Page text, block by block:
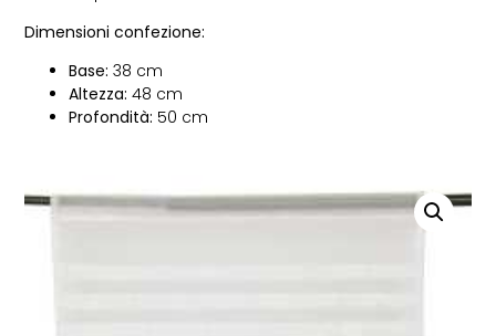
Dimensioni confezione:
Base: 38 cm
Altezza: 48 cm
Profondità: 50 cm